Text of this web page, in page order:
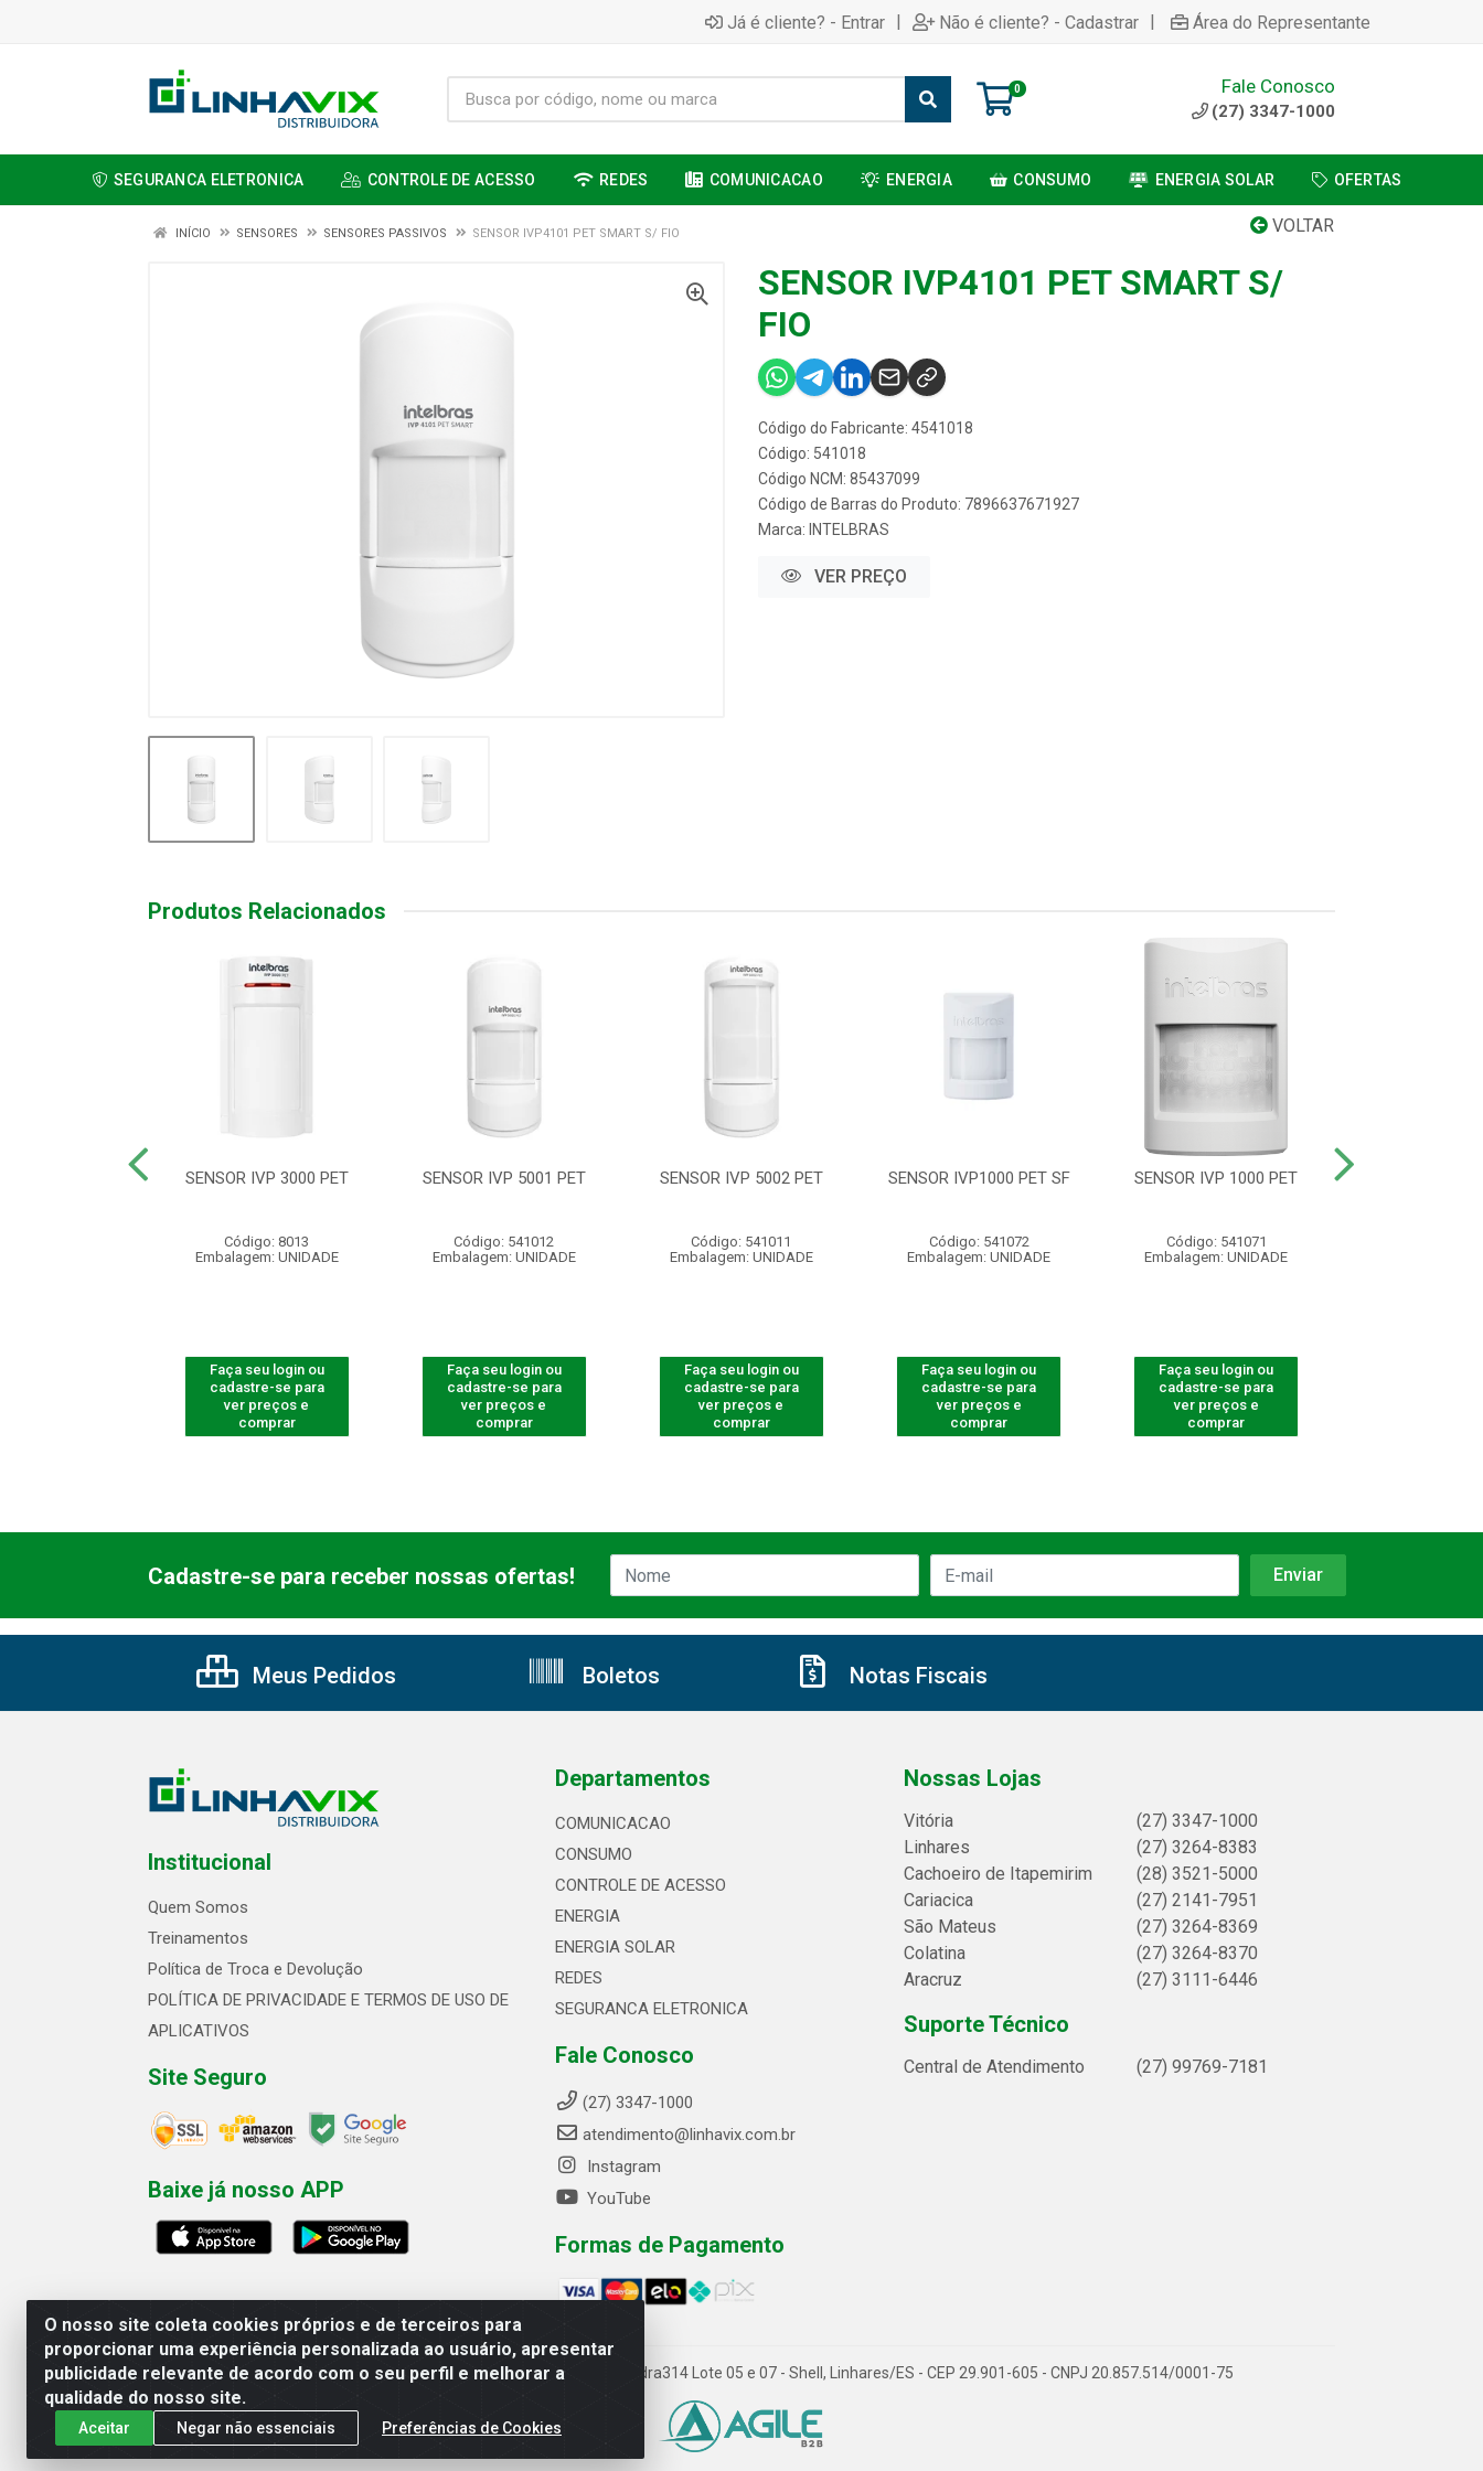
Já é cliente? - Entrar | Não é cliente? - Cadastrar | Área do Representante
0 Fale Conosco
(27) 3347-1000
SEGURANCA ELETRONICA CONTROLE DE ACESSO REDES COMUNICACAO ENERGIA CONSUMO ENERGIA SOLAR OFERTAS
VOLTAR
INÍCIO SENSORES SENSORES PASSIVOS SENSOR IVP4101 PET SMART S/ FIO
SENSOR IVP4101 PET SMART S/
FIO
Código do Fabricante: 4541018
Código: 541018
Código NCM: 85437099
Código de Barras do Produto: 7896637671927
Marca: INTELBRAS
VER PREÇO
Produtos Relacionados
SENSOR IVP 3000 PET
Código: 8013
Embalagem: UNIDADE
Faça seu login ou
cadastre-se para
ver preços e
comprar
SENSOR IVP 5001 PET
Código: 541012
Embalagem: UNIDADE
Faça seu login ou
cadastre-se para
ver preços e
comprar
SENSOR IVP 5002 PET
Código: 541011
Embalagem: UNIDADE
Faça seu login ou
cadastre-se para
ver preços e
comprar
SENSOR IVP1000 PET SF
Código: 541072
Embalagem: UNIDADE
Faça seu login ou
cadastre-se para
ver preços e
comprar
SENSOR IVP 1000 PET
Código: 541071
Embalagem: UNIDADE
Faça seu login ou
cadastre-se para
ver preços e
comprar
O nosso site coleta cookies próprios e de terceiros para
proporcionar uma experiência personalizada ao usuário, apresentar
publicidade relevante de acordo com o seu perfil e melhorar a
qualidade do nosso site.
Aceitar Negar não essenciais Preferências de Cookies
Cadastre-se para receber nossas ofertas!
Meus Pedidos Boletos Notas Fiscais
Institucional
Quem Somos
Treinamentos
Política de Troca e Devolução
POLÍTICA DE PRIVACIDADE E TERMOS DE USO DE
APLICATIVOS
Site Seguro
Baixe já nosso APP
Departamentos
COMUNICACAO
CONSUMO
CONTROLE DE ACESSO
ENERGIA
ENERGIA SOLAR
REDES
SEGURANCA ELETRONICA
Fale Conosco
(27) 3347-1000
atendimento@linhavix.com.br
Instagram
YouTube
Formas de Pagamento
Nossas Lojas
Vitória
(27) 3347-1000
Linhares
(27) 3264-8383
Cachoeiro de Itapemirim
(28) 3521-5000
Cariacica
(27) 2141-7951
São Mateus
(27) 3264-8369
Colatina
(27) 3264-8370
Aracruz
(27) 3111-6446
Suporte Técnico
Central de Atendimento (27) 99769-7181
Linhavix Distribuidora LTDA - Avenida Alegre, 2521 - Quadra314 Lote 05 e 07 - Shell, Linhares/ES - CEP 29.901-605 - CNPJ 20.857.514/0001-75